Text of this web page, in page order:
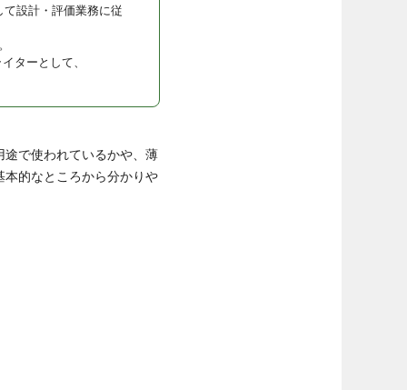
設計・評価業務に従
ターとして、
で使われているかや、薄
的なところから分かりや